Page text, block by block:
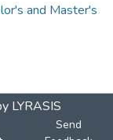
and Master's
LYRASIS
Send